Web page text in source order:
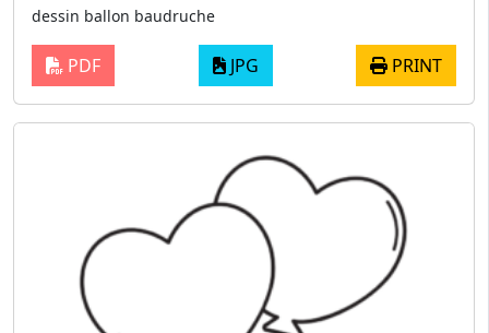
dessin ballon baudruche
PDF JPG PRINT